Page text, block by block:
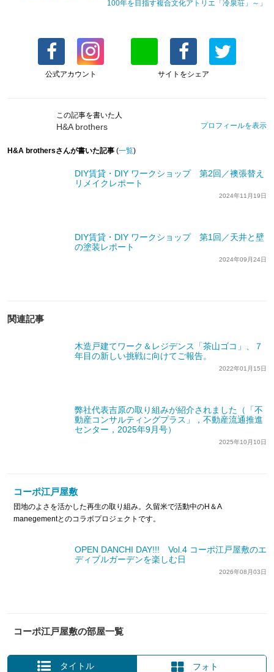
100年を目指す複合文化アトリエ「冷泉荘」～」
公式アカウント サイトをシェア
この記事を書いた人
H&A brothers プロフィールを表示
H&A brothersさんが書いた記事 (一覧)
DIY賃貸・DIY ワークショップ 第2回／襖張替え
リメイクレポート
2024年11月19日
DIY賃貸・DIY ワークショップ 第1回／天井と壁
の塗装レポート
2024年09月24日
関連記事
木造戸建てワーク＆レジデンス「茶山ゴコ」、７
年目の新しい挑戦に向けてご報告。
2022年01月15日
弊社代表吉原の取り組みが紹介されました（「不
動産コンサルティングプラス」，不動産流通推進
センター，2025年9月号）
2025年10月10日
コーポ江戸屋敷
団地のよさを活かした再生の取り組み。久留米で活動中のH＆A
manegementとのコラボプロジェクトです。
OPEN DANCHI DAY!!! Vol.4 コーポ江戸屋敷のエ
ディブルガーデンを楽しむ日
2026年08月03日
コーポ江戸屋敷の部屋一覧
タイトル フォト